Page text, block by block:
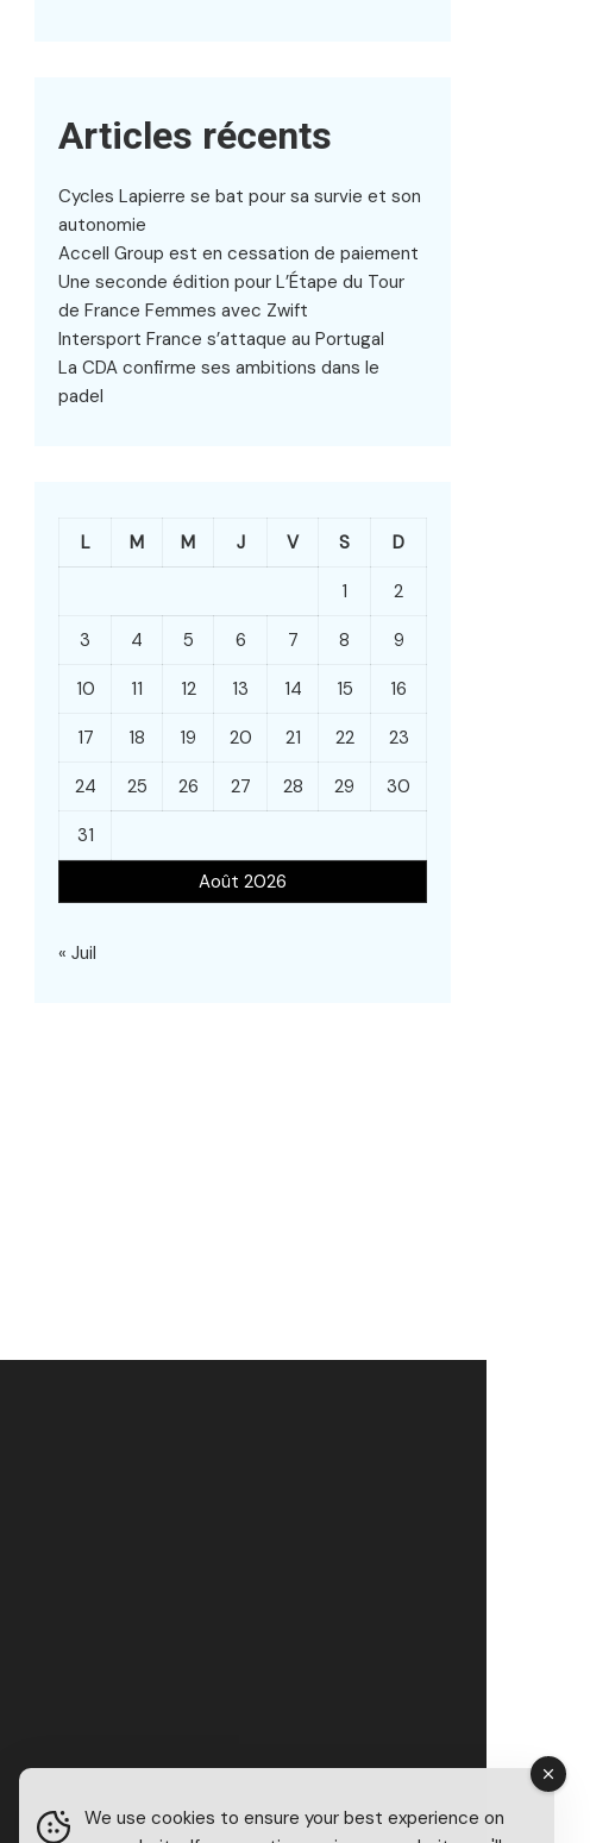
Articles récents
Cycles Lapierre se bat pour sa survie et son
autonomie
Accell Group est en cessation de paiement
Une seconde édition pour L’Étape du Tour
de France Femmes avec Zwift
Intersport France s’attaque au Portugal
La CDA confirme ses ambitions dans le
padel
Août 2026
L M M J V S D
1 2
3 4 5 6 7 8 9
10 11 12 13 14 15 16
17 18 19 20 21 22 23
24 25 26 27 28 29 30
31
« Juil
We use cookies to ensure your best experience on